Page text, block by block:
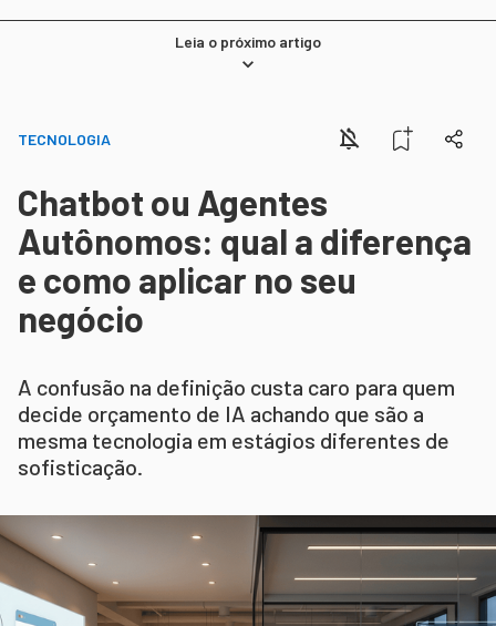
Leia o próximo artigo
TECNOLOGIA
Chatbot ou Agentes
Autônomos: qual a diferença
e como aplicar no seu
negócio
A confusão na definição custa caro para quem
decide orçamento de IA achando que são a
mesma tecnologia em estágios diferentes de
sofisticação.